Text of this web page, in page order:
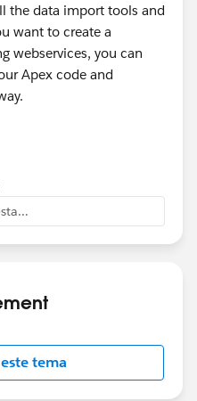
the data import tools and
want to create a
webservices, you can
Apex code and
tema